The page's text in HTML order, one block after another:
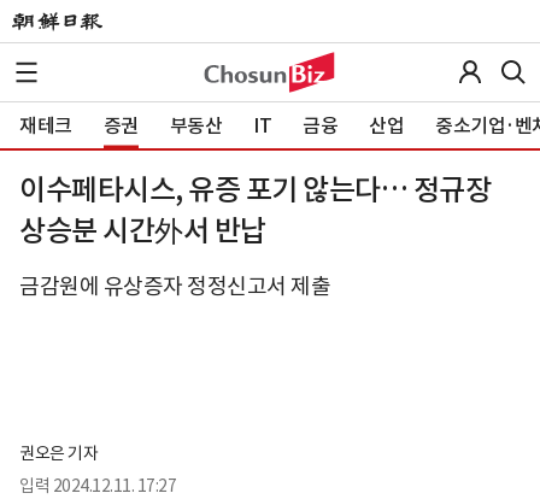
재테크 증권 부동산 IT 금융 산업 중소기업·벤
이수페타시스, 유증 포기 않는다… 정규장
상승분 시간外서 반납
금감원에 유상증자 정정신고서 제출
권오은 기자
입력 2024.12.11. 17:27